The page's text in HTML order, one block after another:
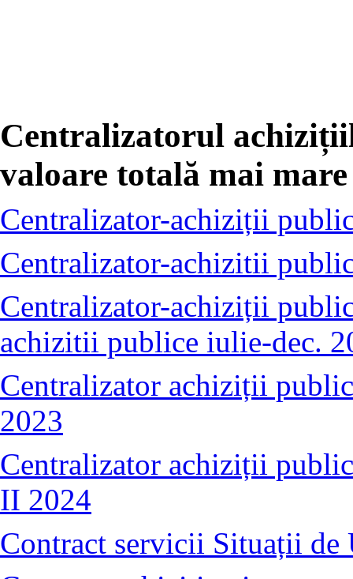
Centralizatorul
valoare totală mai
Centralizator-achiziții
Centralizator-achizitii
Centralizator-achiziții
achizitii publice iulie-dec.
Centralizator achiziții
2023
Centralizator achiziții
II 2024
Contract servicii Situații de